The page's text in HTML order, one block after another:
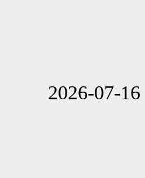
2026-07-16